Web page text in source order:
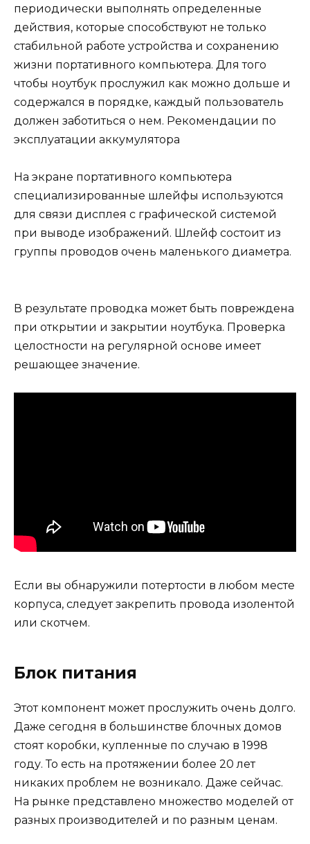
периодически выполнять определенные
действия, которые способствуют не только
стабильной работе устройства и сохранению
жизни портативного компьютера. Для того
чтобы ноутбук прослужил как можно дольше и
содержался в порядке, каждый пользователь
должен заботиться о нем. Рекомендации по
эксплуатации аккумулятора
На экране портативного компьютера
специализированные шлейфы используются
для связи дисплея с графической системой
при выводе изображений. Шлейф состоит из
группы проводов очень маленького диаметра.
В результате проводка может быть повреждена
при открытии и закрытии ноутбука. Проверка
целостности на регулярной основе имеет
решающее значение.
Если вы обнаружили потертости в любом месте
корпуса, следует закрепить провода изолентой
или скотчем.
Блок питания
Этот компонент может прослужить очень долго.
Даже сегодня в большинстве блочных домов
стоят коробки, купленные по случаю в 1998
году. То есть на протяжении более 20 лет
никаких проблем не возникало. Даже сейчас.
На рынке представлено множество моделей от
разных производителей и по разным ценам.